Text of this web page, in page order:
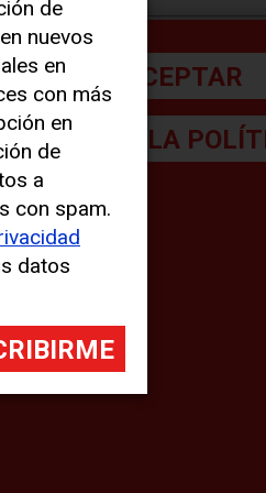
ACEPTAR
LEA LA
Print
Compartir
de
nuevos
en
con más
en
de
a
con spam.
datos